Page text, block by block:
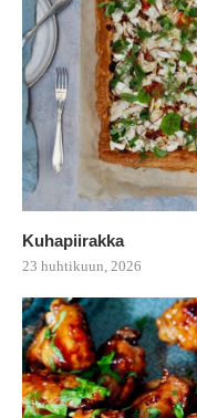
Kuhapiirakka
23 huhtikuun, 2026